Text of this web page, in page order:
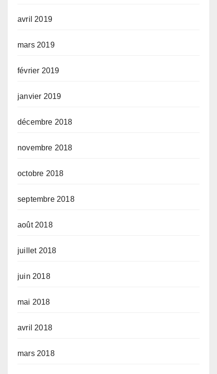
avril 2019
mars 2019
février 2019
janvier 2019
décembre 2018
novembre 2018
octobre 2018
septembre 2018
août 2018
juillet 2018
juin 2018
mai 2018
avril 2018
mars 2018